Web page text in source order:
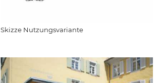
Skizze Nutzungsvariante